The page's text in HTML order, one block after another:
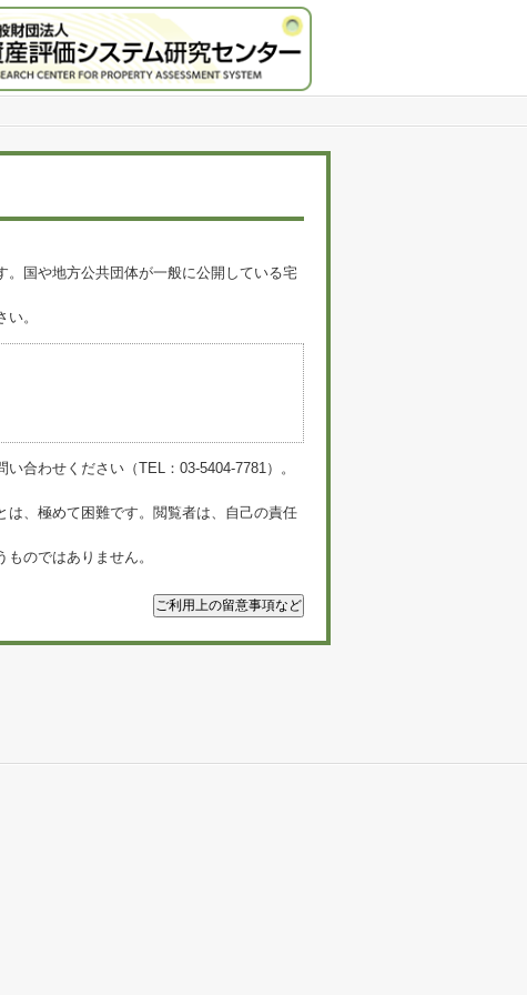
。国や地方公共団体が一般に公開している宅
。
合わせください（TEL：03-5404-7781）。
、極めて困難です。閲覧者は、自己の責任
のではありません。